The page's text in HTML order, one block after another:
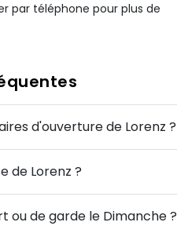
par téléphone pour plus de
d'ouverture de Lorenz ?
de Lorenz ?
ou de garde le Dimanche ?